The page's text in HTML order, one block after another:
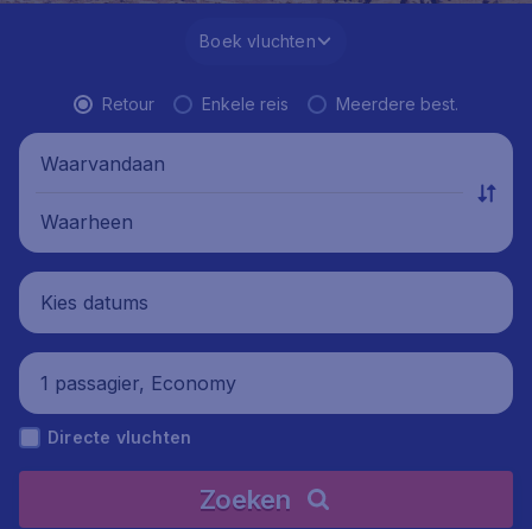
Boek vluchten
Retour Enkele reis Meerdere best.
Waarvandaan
Waarheen
Kies datums
1 passagier, Economy
Directe vluchten
Zoeken